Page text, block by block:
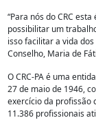
“Para nós do CRC
possibilitar um
isso facilitar a vida
Conselho, Maria de
O CRC-PA é uma
27 de maio de 1946,
exercício da profissão
11.386 profissionais